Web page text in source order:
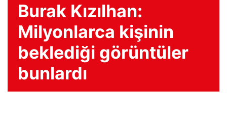
Burak Kızılhan:
Milyonlarca kişinin
beklediği görüntüler
bunlardı